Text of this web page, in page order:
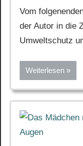
Vom
der Autor in die
Umweltschutz
Weiterlesen